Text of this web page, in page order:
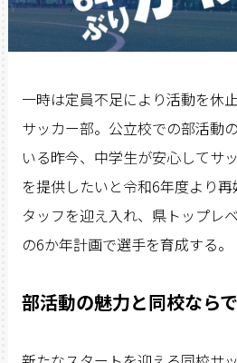
一時は定員不足により活動を休
サッカー部。公立校での部活動
いる昨今、中学生が安心してサ
を提供したいと令和6年度より
タッフを迎え入れ、県トップレ
の6か年計画で選手を育成する。
部活動の魅力と同校ならで